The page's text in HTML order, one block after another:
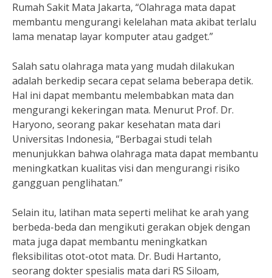
Rumah Sakit Mata Jakarta, “Olahraga mata dapat
membantu mengurangi kelelahan mata akibat terlalu
lama menatap layar komputer atau gadget.”
Salah satu olahraga mata yang mudah dilakukan
adalah berkedip secara cepat selama beberapa detik.
Hal ini dapat membantu melembabkan mata dan
mengurangi kekeringan mata. Menurut Prof. Dr.
Haryono, seorang pakar kesehatan mata dari
Universitas Indonesia, “Berbagai studi telah
menunjukkan bahwa olahraga mata dapat membantu
meningkatkan kualitas visi dan mengurangi risiko
gangguan penglihatan.”
Selain itu, latihan mata seperti melihat ke arah yang
berbeda-beda dan mengikuti gerakan objek dengan
mata juga dapat membantu meningkatkan
fleksibilitas otot-otot mata. Dr. Budi Hartanto,
seorang dokter spesialis mata dari RS Siloam,